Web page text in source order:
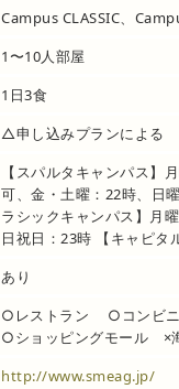
Campus CLASSIC、
1〜10人部屋
1日3食
△申し込みプランによる
【スパルタキャンパス】
可、金・土曜：22時、日
ラシックキャンパス】月
日祝日：23時 【キャピタ
あり
○レストラン ○コンビ
○ショッピングモール ×
http://www.smeag.jp/